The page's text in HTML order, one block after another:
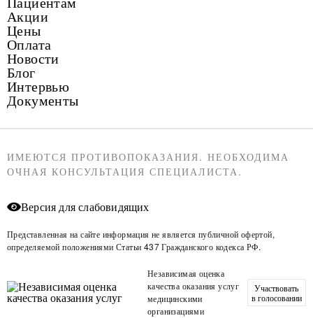
Акции
Цены
Оплата
Новости
Блог
Интервью
Документы
ИМЕЮТСЯ ПРОТИВОПОКАЗАНИЯ. НЕОБХОДИМА
ОЧНАЯ КОНСУЛЬТАЦИЯ СПЕЦИАЛИСТА.
Версия для слабовидящих
Представленная на сайте информация не является публичной офертой,
определяемой положениями Статьи 437 Гражданского кодекса РФ.
Независимая оценка
качества оказания услуг
медицинскими
организациями
Участвовать
в голосовании